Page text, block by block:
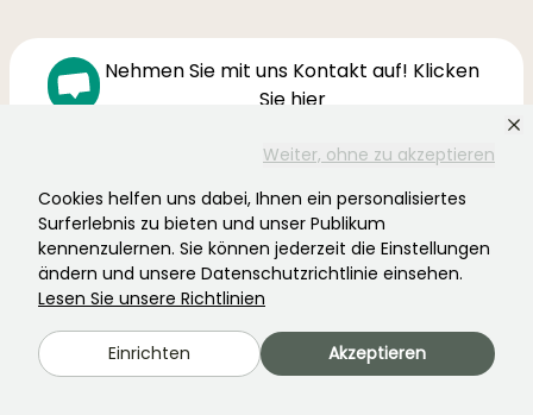
Weiter, ohne zu akzeptieren
Cookies helfen uns dabei, Ihnen ein personalisiertes
Surferlebnis zu bieten und unser Publikum
kennenzulernen. Sie können jederzeit die Einstellungen
ändern und unsere Datenschutzrichtlinie einsehen.
Lesen Sie unsere Richtlinien
Einrichten Akzeptieren
Nehmen Sie mit uns Kontakt auf! Klicken
Sie hier
Samstag 9-16h
Ferme de la Cœuillerie
1012 rue Roger Lecerf
59840 Premesques
Frankreich